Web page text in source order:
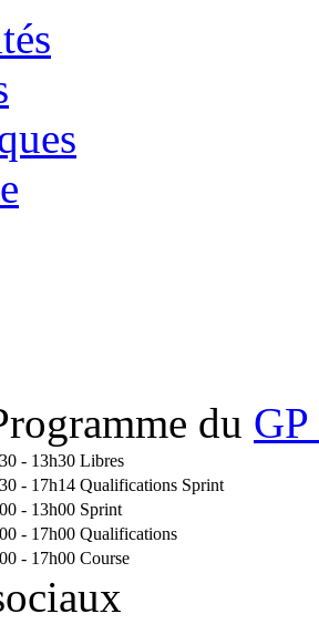
du
- 13h30 Libres
- 17h14 Qualifications Sprint
- 13h00 Sprint
- 17h00 Qualifications
- 17h00 Course